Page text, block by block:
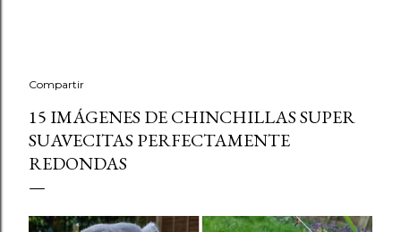
Compartir
15 IMÁGENES DE CHINCHILLAS SUPER
SUAVECITAS PERFECTAMENTE
REDONDAS